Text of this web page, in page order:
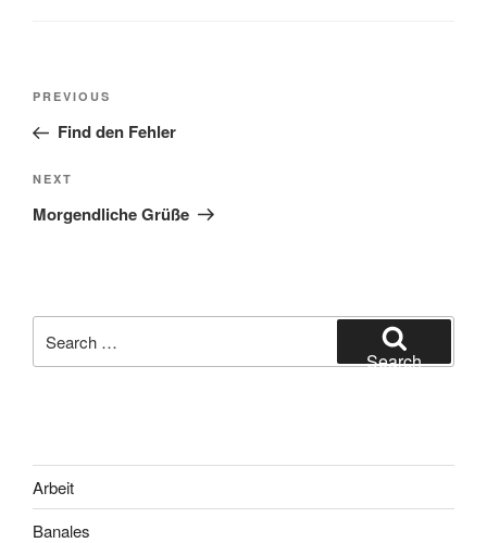
Post
Previous
Post
PREVIOUS
Find den Fehler
Next
Post
NEXT
Morgendliche Grüße
for:
Search
Arbeit
Banales